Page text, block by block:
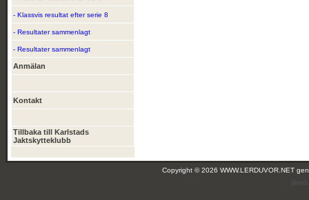
- Klassvis resultat efter serie 8
- Resultater sammenlagt
- Resultater sammenlagt
Anmälan
Kontakt
Tillbaka till Karlstads
Jaktskytteklubb
Copyright © 2026 WWW.LERDUVOR.NET